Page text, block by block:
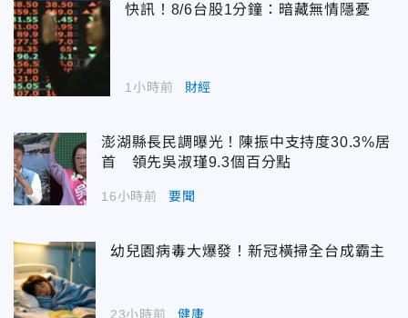
快訊！8/6台股1分鐘：暗藏無情隱憂
1小時前 財經
澎湖縣長民調曝光！陳振中支持度30.3%居
首 領先吳淑瑾9.3個百分點
16小時前 要聞
幼兒園病毒大爆發！新冠橫掃全台成霸主
23小時前 健康